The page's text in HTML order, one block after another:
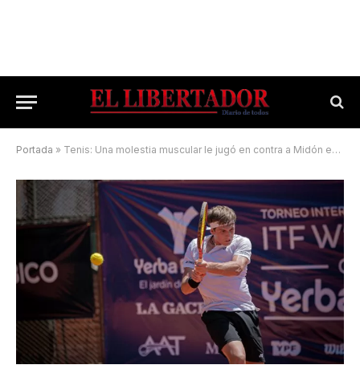
Portada » Tenis: Una molestia muscular le jugó en contra a Midón en Punta del Este